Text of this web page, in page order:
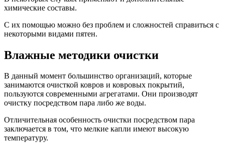
химические составы.
С их помощью можно без проблем и сложностей справиться с
некоторыми видами пятен.
Влажные методики очистки
В данный момент большинство организаций, которые
занимаются очисткой ковров и ковровых покрытий,
пользуются современными агрегатами. Они производят
очистку посредством пара либо же воды.
Отличительная особенность очистки посредством пара
заключается в том, что мелкие капли имеют высокую
температуру.